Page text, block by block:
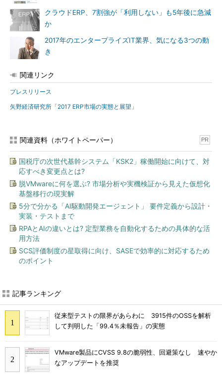
クラウドERP、7割強が「利用しない」も5年後に急減
か
2017年のエンタープライズIT業界、気になる3つの動
き
関連リンク
プレスリリース
矢野経済研究所「2017 ERP市場の実態と展望」
関連資料（ホワイトペーパー） PR
国税庁の次世代基幹システム「KSK2」稼働開始に向けて、対
応すべき変更点とは?
脱VMwareに何を選ぶ? 市場分析や実機検証から見えた仮想化
基盤移行の現実解
5分で分かる「AI駆動開発エージェント」 要件定義から設計・
実装・テストまで
RPAとAIの違いとは? 定型業務を自動化するための具体的な活
用方法
SCS評価制度の星取得に向け、SASEで効率的に対応するため
のポイント
記事ランキング
従来型テストの限界があらわに 3915件のOSSを解析
して判明した「99.4％未報告」の実態
VMware製品にCVSS 9.8の脆弱性、回避策なし 速やか
なアップデートを推奨